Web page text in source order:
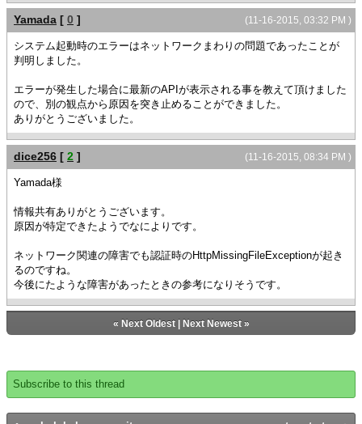
(11-16-2015, 03:32 PM )
Yamada [ 0 ]
システム起動時のエラーはネットワークまわりの問題であったことが
判明しました。
エラーが発生した場合に最新のAPIが表示される事を教えて頂けました
ので、別の観点から原因を突き止めることができました。
ありがとうございました。
(11-16-2015, 08:34 PM )
dice256 [ 2 ]
Yamada様
情報共有ありがとうございます。
原因が特定できたようでなによりです。
ネットワーク関連の障害でも認証時のHttpMissingFileExceptionが起き
るのですね。
今後にたような障害があったときの参考になりそうです。
« Next Oldest| Next Newest»
Subscribe to this thread